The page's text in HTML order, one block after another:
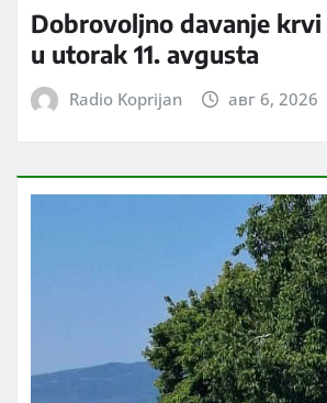
Dobrovoljno davanje krvi
u utorak 11. avgusta
Radio Koprijan авг 6, 2026